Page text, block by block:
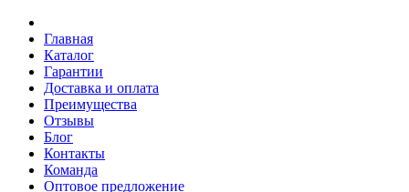
Главная
Каталог
Гарантии
Доставка и оплата
Преимущества
Отзывы
Блог
Контакты
Команда
Оптовое предложение